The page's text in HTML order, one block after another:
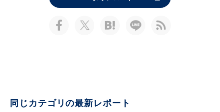
同じカテゴリの最新レポート